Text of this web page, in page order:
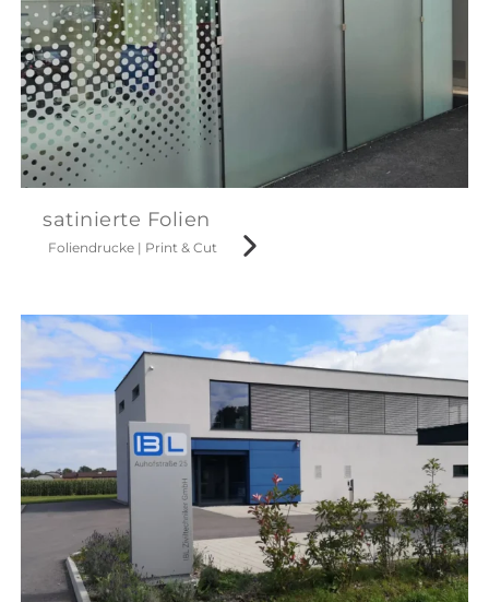
satinierte Folien
Foliendrucke | Print & Cut